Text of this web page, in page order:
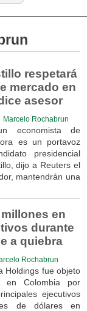
respetará
mercado en
asesor
Marcelo Rochabrun
economista de
es un portavoz
presidencial
dijo a Reuters el
mantendrán una
en
durante
a quiebra
Rochabrun
Holdings fue objeto
en Colombia por
ejecutivos
de dólares en